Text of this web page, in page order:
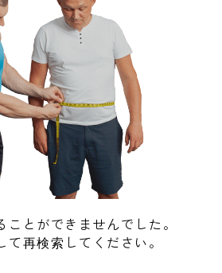
ことができませんでした。
て再検索してください。